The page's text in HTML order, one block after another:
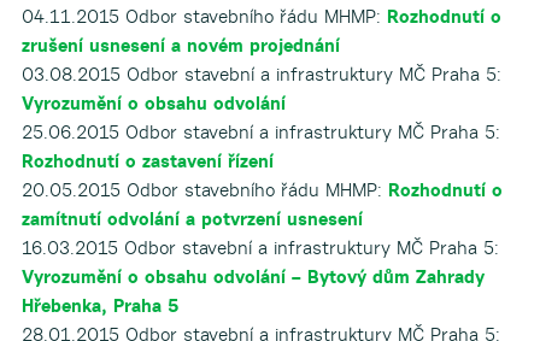
04.11.2015 Odbor stavebního řádu MHMP: Rozhodnutí o
zrušení usnesení a novém projednání
03.08.2015 Odbor stavební a infrastruktury MČ Praha 5:
Vyrozumění o obsahu odvolání
25.06.2015 Odbor stavební a infrastruktury MČ Praha 5:
Rozhodnutí o zastavení řízení
20.05.2015 Odbor stavebního řádu MHMP: Rozhodnutí o
zamítnutí odvolání a potvrzení usnesení
16.03.2015 Odbor stavební a infrastruktury MČ Praha 5:
Vyrozumění o obsahu odvolání – Bytový dům Zahrady
Hřebenka, Praha 5
28.01.2015 Odbor stavební a infrastruktury MČ Praha 5: